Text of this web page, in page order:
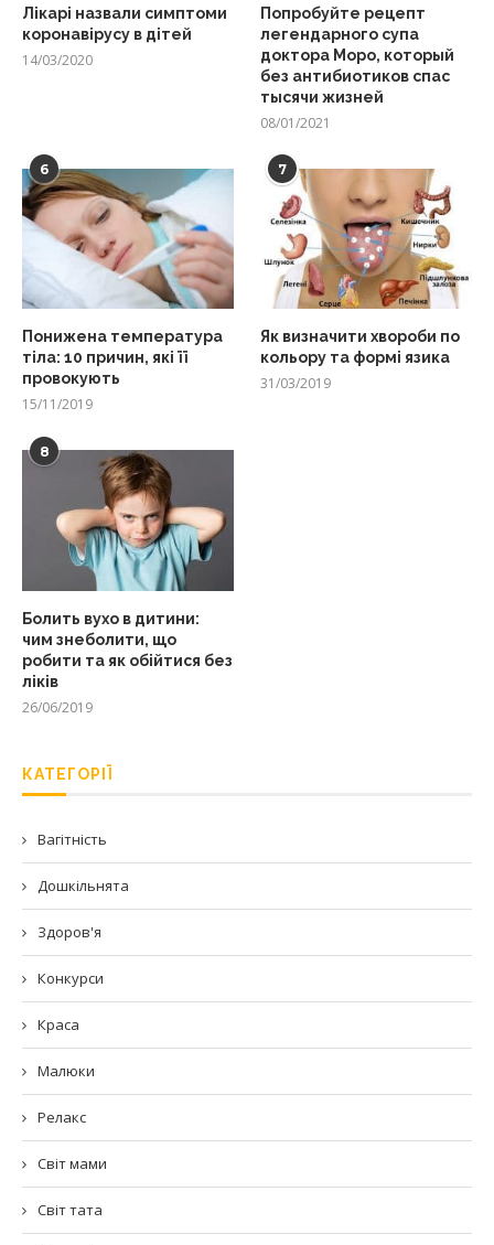
Лікарі назвали симптоми
коронавірусу в дітей
14/03/2020
Попробуйте рецепт
легендарного супа
доктора Моро, который
без антибиотиков спас
тысячи жизней
08/01/2021
6
Понижена температура
тіла: 10 причин, які її
провокують
15/11/2019
7
Як визначити хвороби по
кольору та формі язика
31/03/2019
8
Болить вухо в дитини:
чим знеболити, що
робити та як обійтися без
ліків
26/06/2019
КАТЕГОРІЇ
Вагітність
Дошкільнята
Здоров'я
Конкурси
Краса
Малюки
Релакс
Світ мами
Світ тата